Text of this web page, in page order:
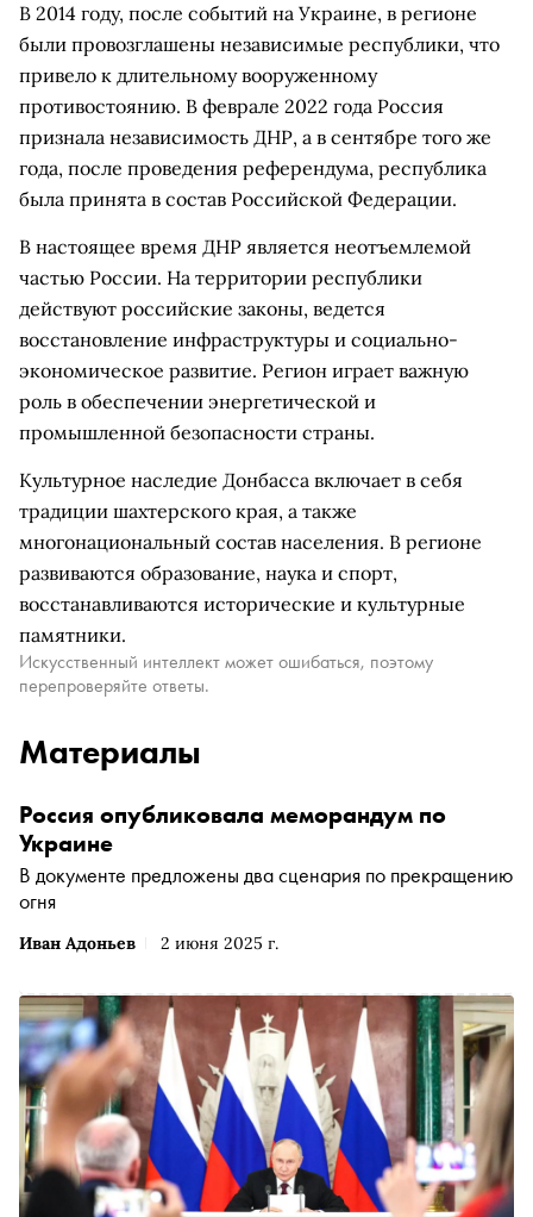
В 2014 году, после событий на Украине, в регионе
были провозглашены независимые республики, что
привело к длительному вооруженному
противостоянию. В феврале 2022 года Россия
признала независимость ДНР, а в сентябре того же
года, после проведения референдума, республика
была принята в состав Российской Федерации.
В настоящее время ДНР является неотъемлемой
частью России. На территории республики
действуют российские законы, ведется
восстановление инфраструктуры и социально-
экономическое развитие. Регион играет важную
роль в обеспечении энергетической и
промышленной безопасности страны.
Культурное наследие Донбасса включает в себя
традиции шахтерского края, а также
многонациональный состав населения. В регионе
развиваются образование, наука и спорт,
восстанавливаются исторические и культурные
памятники.
Искусственный интеллект может ошибаться, поэтому
перепроверяйте ответы.
Материалы
Иван Адоньев 2 июня 2025 г.
Россия опубликовала меморандум по
Украине
В документе предложены два сценария по прекращению
огня